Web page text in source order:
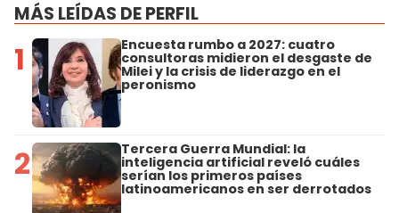
MÁS LEÍDAS DE PERFIL
1 Encuesta rumbo a 2027: cuatro
consultoras midieron el desgaste de
Milei y la crisis de liderazgo en el
peronismo
2 Tercera Guerra Mundial: la
inteligencia artificial reveló cuáles
serían los primeros países
latinoamericanos en ser derrotados